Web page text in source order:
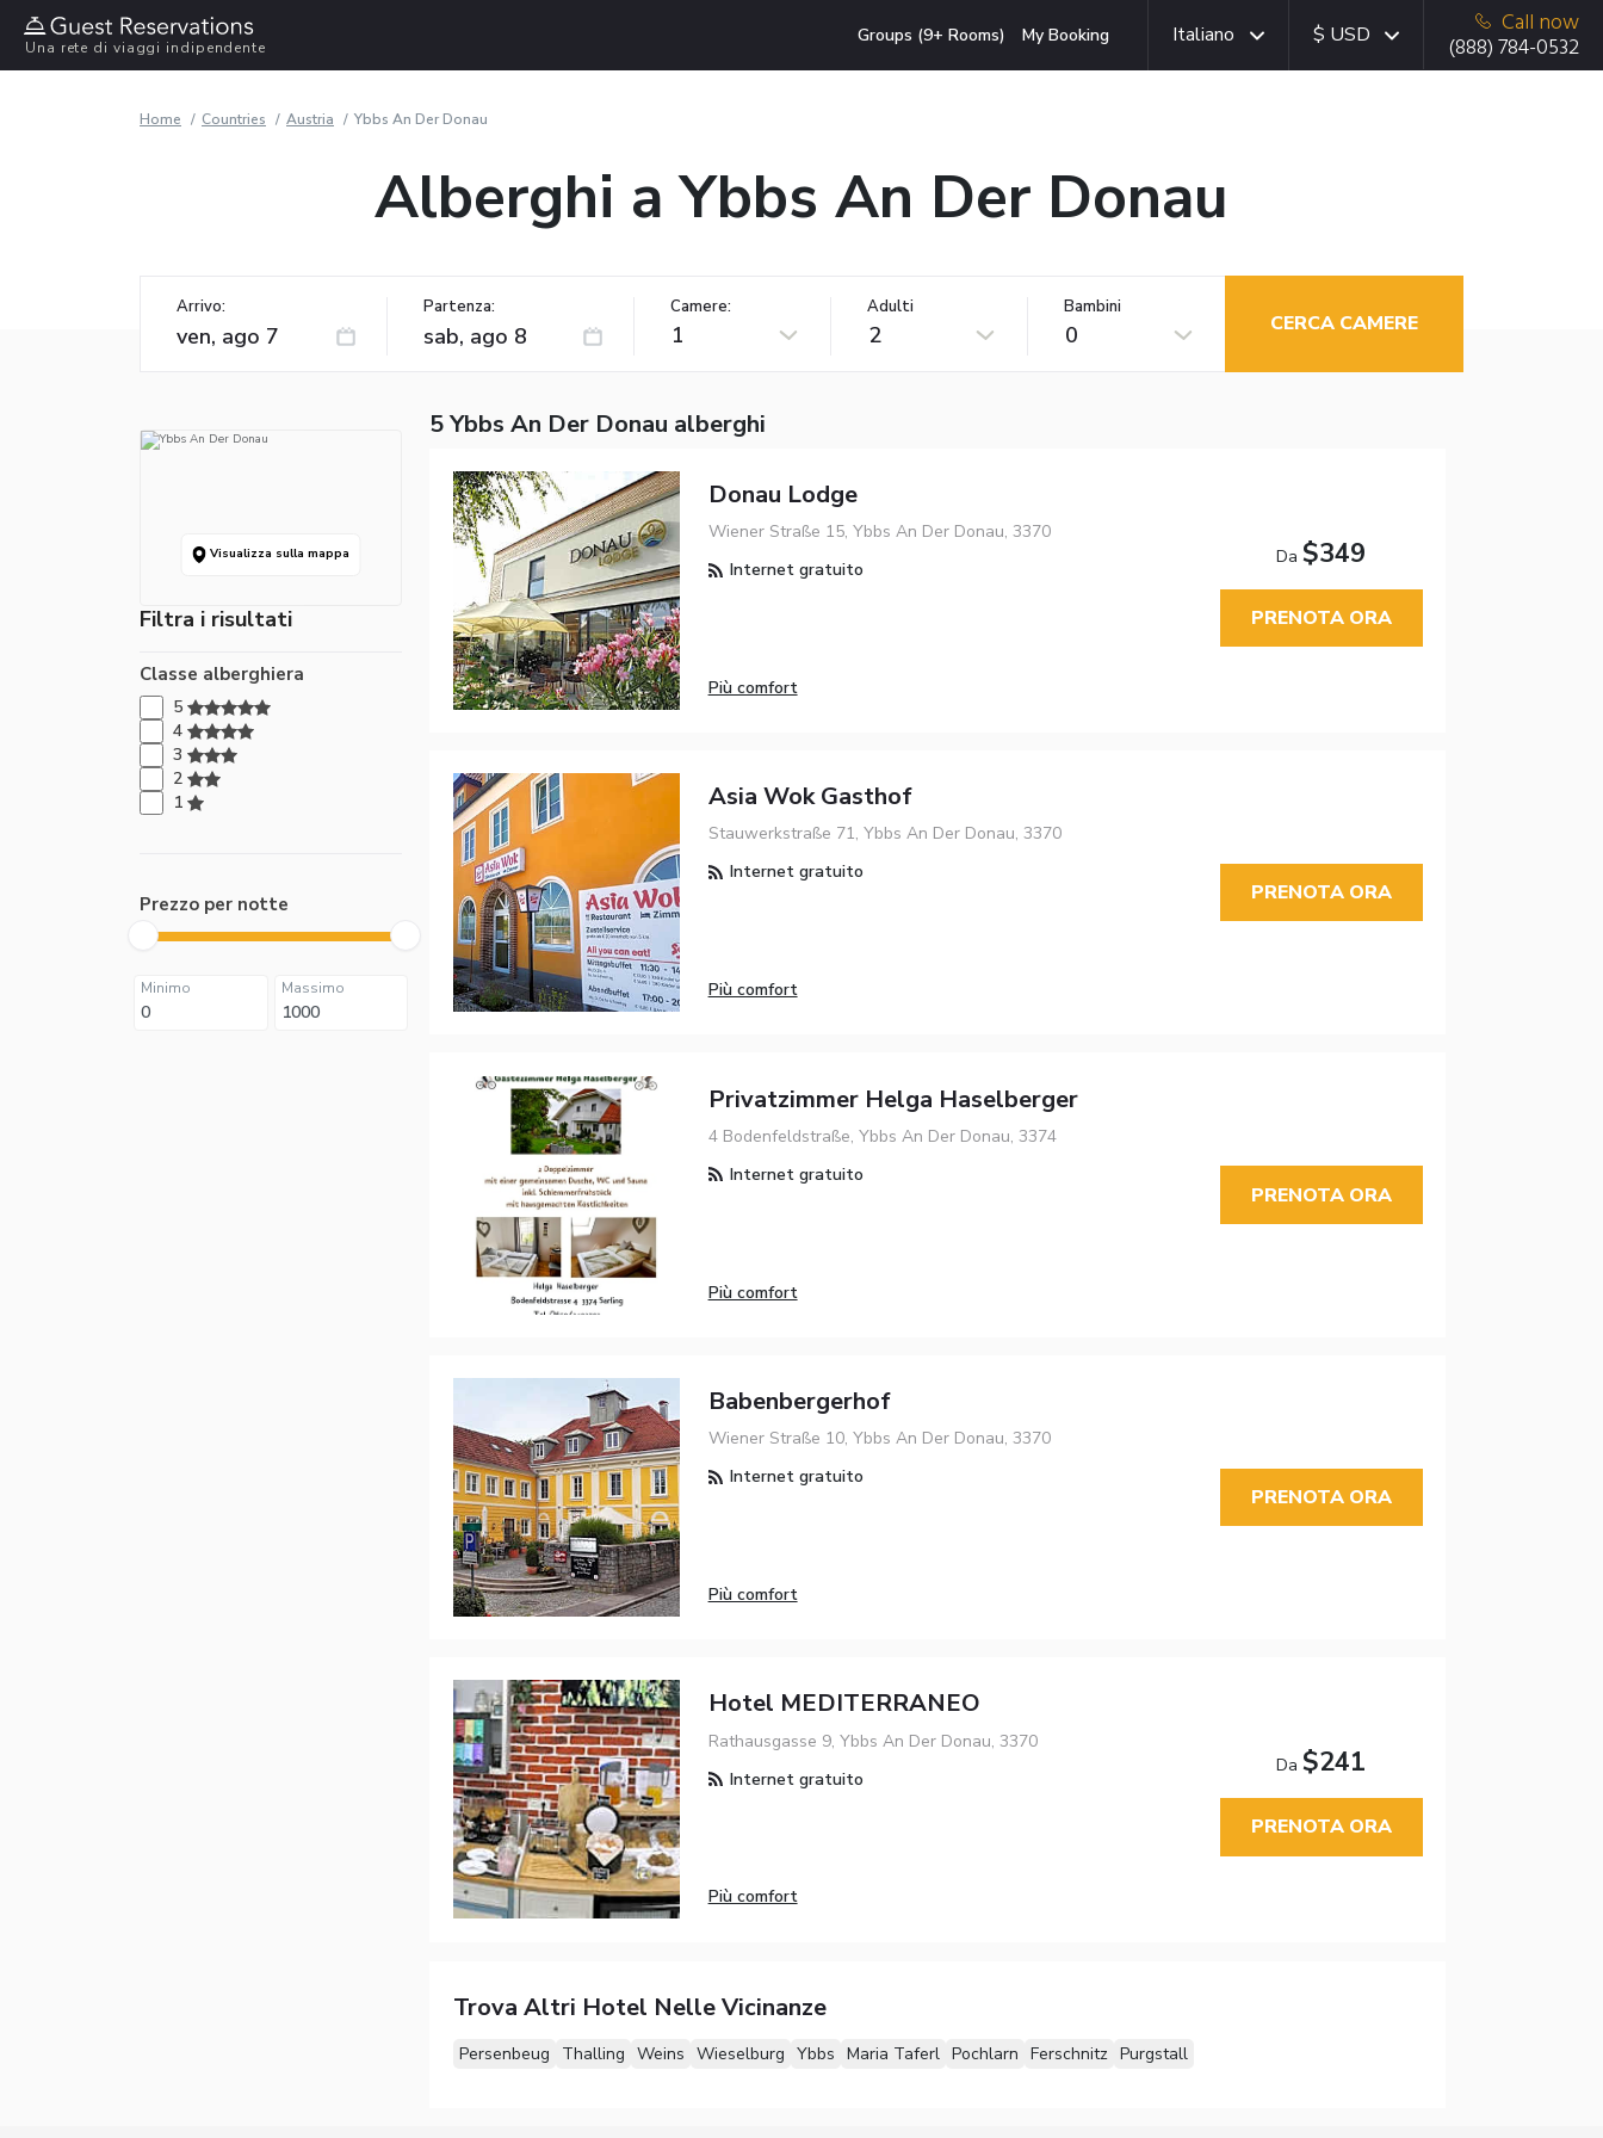
Una rete di viaggi indipendente
Groups (9+ Rooms) My Booking Italiano $ USD
Call now
(888) 784-0532
Home Countries Austria Ybbs An Der Donau
Alberghi a Ybbs An Der Donau
Arrivo: Partenza: Camere:
1
Adulti
2
Bambini
0 CERCA CAMERE
Visualizza sulla mappa
Filtra i risultati
Classe alberghiera
5
4
3
2
1
Prezzo per notte
Minimo Massimo
5 Ybbs An Der Donau alberghi
Donau Lodge
Wiener Straße 15, Ybbs An Der Donau, 3370
Internet gratuito
Più comfort
Da$349
PRENOTA ORA
Asia Wok Gasthof
Stauwerkstraße 71, Ybbs An Der Donau, 3370
Internet gratuito
Più comfort
PRENOTA ORA
Privatzimmer Helga Haselberger
4 Bodenfeldstraße, Ybbs An Der Donau, 3374
Internet gratuito
Più comfort
PRENOTA ORA
Babenbergerhof
Wiener Straße 10, Ybbs An Der Donau, 3370
Internet gratuito
Più comfort
PRENOTA ORA
Hotel MEDITERRANEO
Rathausgasse 9, Ybbs An Der Donau, 3370
Internet gratuito
Più comfort
Da$241
PRENOTA ORA
Trova Altri Hotel Nelle Vicinanze
Persenbeug Thalling Weins Wieselburg Ybbs Maria Taferl Pochlarn Ferschnitz Purgstall